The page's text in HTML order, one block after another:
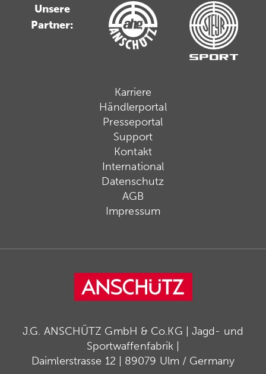
Unsere
Partner:
Karriere
Händlerportal
Presseportal
Support
Kontakt
International
Datenschutz
AGB
Impressum
J.G. ANSCHÜTZ GmbH & Co.KG | Jagd- und
Sportwaffenfabrik |
Daimlerstrasse 12 | 89079 Ulm / Germany